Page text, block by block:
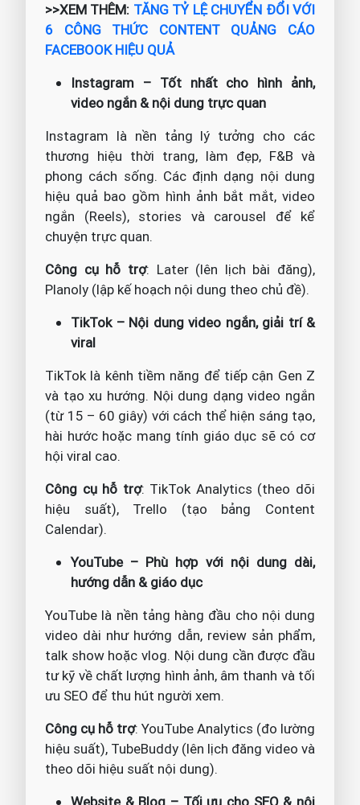
>>XEM THÊM: TĂNG TỶ LỆ CHUYỂN ĐỔI VỚI
6 CÔNG THỨC CONTENT QUẢNG CÁO
FACEBOOK HIỆU QUẢ
Instagram – Tốt nhất cho hình ảnh,
video ngắn & nội dung trực quan
Instagram là nền tảng lý tưởng cho các
thương hiệu thời trang, làm đẹp, F&B và
phong cách sống. Các định dạng nội dung
hiệu quả bao gồm hình ảnh bắt mắt, video
ngắn (Reels), stories và carousel để kể
chuyện trực quan.
Công cụ hỗ trợ: Later (lên lịch bài đăng),
Planoly (lập kế hoạch nội dung theo chủ đề).
TikTok – Nội dung video ngắn, giải trí &
viral
TikTok là kênh tiềm năng để tiếp cận Gen Z
và tạo xu hướng. Nội dung dạng video ngắn
(từ 15 – 60 giây) với cách thể hiện sáng tạo,
hài hước hoặc mang tính giáo dục sẽ có cơ
hội viral cao.
Công cụ hỗ trợ: TikTok Analytics (theo dõi
hiệu suất), Trello (tạo bảng Content
Calendar).
YouTube – Phù hợp với nội dung dài,
hướng dẫn & giáo dục
YouTube là nền tảng hàng đầu cho nội dung
video dài như hướng dẫn, review sản phẩm,
talk show hoặc vlog. Nội dung cần được đầu
tư kỹ về chất lượng hình ảnh, âm thanh và tối
ưu SEO để thu hút người xem.
Công cụ hỗ trợ: YouTube Analytics (đo lường
hiệu suất), TubeBuddy (lên lịch đăng video và
theo dõi hiệu suất nội dung).